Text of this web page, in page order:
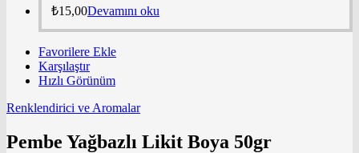
₺15,00Devamını oku
Favorilere Ekle
Karşılaştır
Hızlı Görünüm
Renklendirici ve Aromalar
Pembe Yağbazlı Likit Boya 50gr